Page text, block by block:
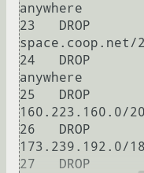
23   DROP
24   DROP
25   DROP
160.223.160.0/
26   DROP
173.239.192.0/
27   DROP